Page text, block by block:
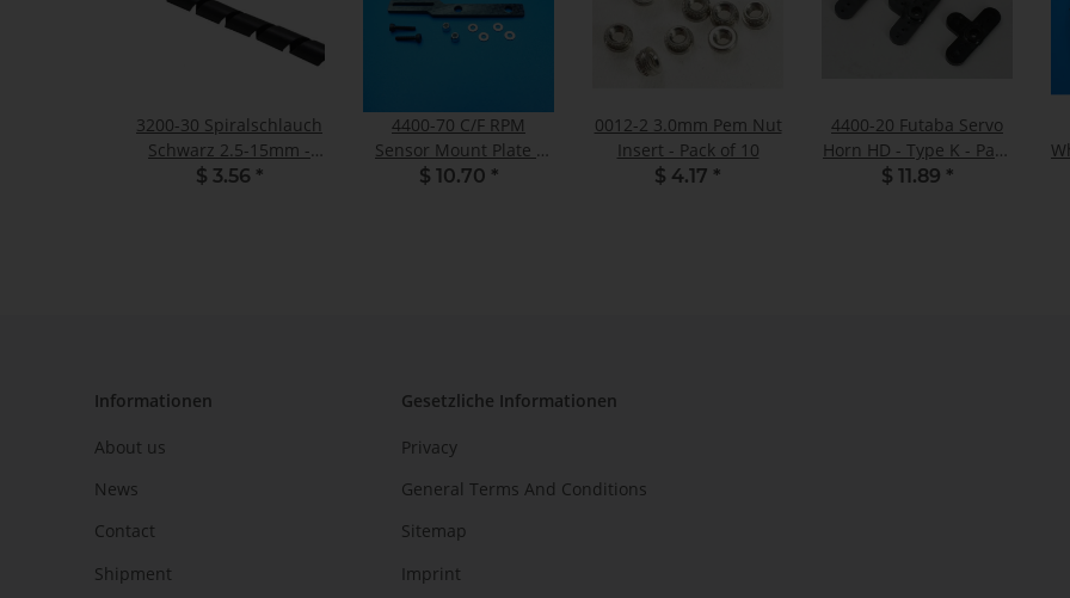
3200-30 Spiralschlauch
Schwarz 2.5-15mm -
1m
$ 3.56 *
4400-70 C/F RPM
Sensor Mount Plate -
Set
$ 10.70 *
0012-2 3.0mm Pem Nut
Insert - Pack of 10
$ 4.17 *
4400-20 Futaba Servo
Horn HD - Type K - Pack
of 3
$ 11.89 *
Informationen
About us
News
Contact
Shipment
Gesetzliche Informationen
Privacy
General Terms And Conditions
Sitemap
Imprint